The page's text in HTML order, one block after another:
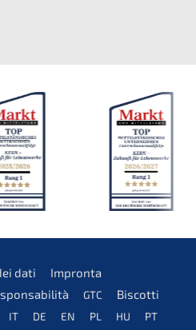
dati
Impron­ta
GTC
Biscot­ti
IT DE EN PL HU PT